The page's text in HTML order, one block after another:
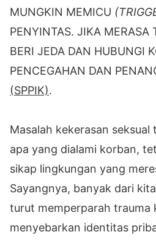
MUNGKIN MEMICU
PENYINTAS. JIKA MERASA
BERI JEDA DAN HUBUNGI
PENCEGAHAN DAN
(SPPIK).
Masalah kekerasan
apa yang dialami korban,
sikap lingkungan yang
Sayangnya, banyak dari
turut memperparah trauma
menyebarkan identitas